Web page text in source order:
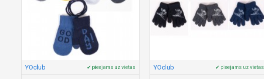
YOclub ✔ pieejams uz vietas YOclub ✔ pieejams uz vietas